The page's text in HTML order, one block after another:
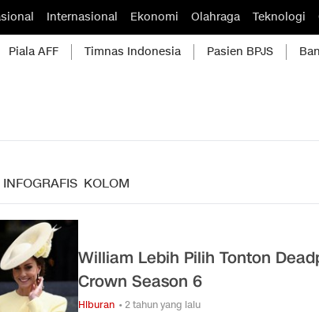
Internasional Ekonomi Olahraga Teknologi
Piala AFF Timnas Indonesia Pasien BPJS
INFOGRAFIS KOLOM
William Lebih Pilih Tonton
Crown Season 6
Hiburan • 2 tahun yang lalu